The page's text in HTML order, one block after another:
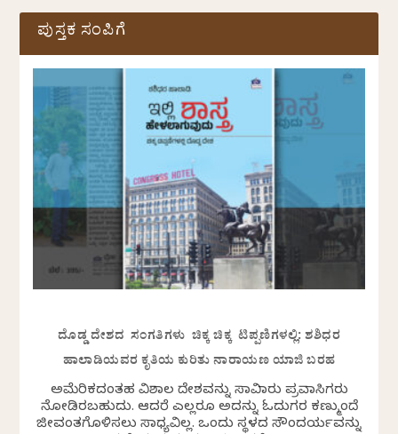
ಪುಸ್ತಕ ಸಂಪಿಗೆ
ದೊಡ್ಡ ದೇಶದ ಸಂಗತಿಗಳು ಚಿಕ್ಕ ಚಿಕ್ಕ ಟಿಪ್ಪಣಿಗಳಲ್ಲಿ: ಶಶಿಧರ
ಹಾಲಾಡಿಯವರ ಕೃತಿಯ ಕುರಿತು ನಾರಾಯಣ ಯಾಜಿ ಬರಹ
ಅಮೆರಿಕದಂತಹ ವಿಶಾಲ ದೇಶವನ್ನು ಸಾವಿರಾರು ಪ್ರವಾಸಿಗರು
ನೋಡಿರಬಹುದು. ಆದರೆ ಎಲ್ಲರೂ ಅದನ್ನು ಓದುಗರ ಕಣ್ಮುಂದೆ
ಜೀವಂತಗೊಳಿಸಲು ಸಾಧ್ಯವಿಲ್ಲ. ಒಂದು ಸ್ಥಳದ ಸೌಂದರ್ಯವನ್ನು